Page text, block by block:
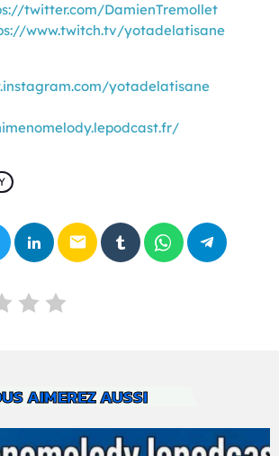
twitter.com/DamienTremollet
www.twitch.tv/yotadelatisane
yotadelatisane
email
AIMEREZ AUSSI